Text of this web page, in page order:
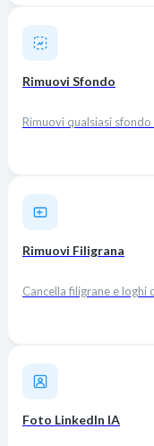
Rimuovi Sfondo
Rimuovi qualsiasi
Rimuovi Filigrana
Cancella filigrane e loghi
Foto LinkedIn IA